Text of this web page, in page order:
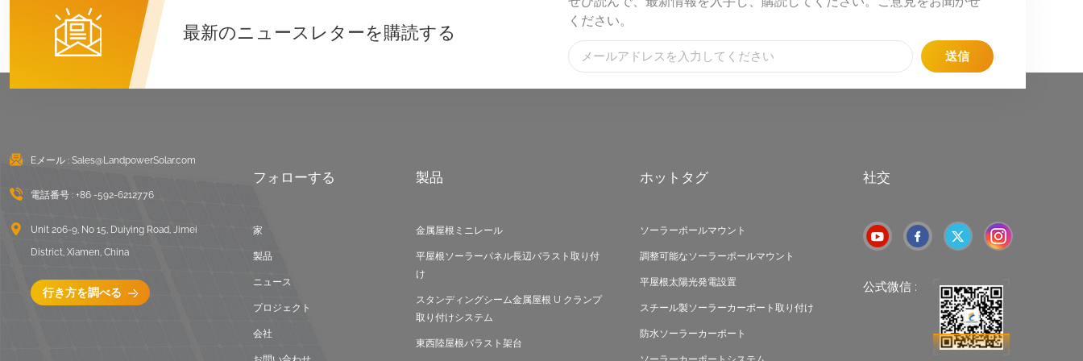
詳細を見る
東西陸屋根バラスト架
台
波形屋根ロングレール
バラスト陸屋根取付架
詳細を見る
最新のニュースレターを購読する
ください。
送信
Eメール : Sales@LandpowerSolar.com
電話番号 : +86 -592-6212776
Unit 206-9, No 15, Duiying Road, Jimei
District, Xiamen, China
行き方を調べる
フォローする
家
製品
ニュース
プロジェクト
会社
製品
金属屋根ミニレール
平屋根ソーラーパネル長辺バラスト取り付
け
スタンディングシーム金属屋根 U クランプ
取り付けシステム
東西陸屋根バラスト架台
ホットタグ
ソーラーポールマウント
調整可能なソーラーポールマウント
平屋根太陽光発電設置
スチール製ソーラーカーポート取り付け
防水ソーラーカーポート
社交
公式微信 :